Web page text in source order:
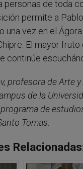
personas de toda
permite a
una vez en el
El mayor
continúe
profesora de Arte
de la
de
Tomas.